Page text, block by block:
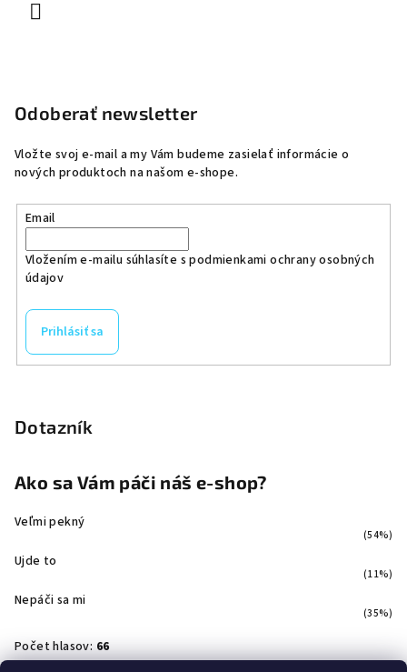
Odoberať newsletter
Vložte svoj e-mail a my Vám budeme zasielať informácie o
nových produktoch na našom e-shope.
Email
Vložením e-mailu súhlasíte spodmienkami ochrany osobných
údajov
Prihlásiť sa
Dotazník
Ako sa Vám páči náš e-shop?
Veľmi pekný
(54%)
Ujde to
(11%)
Nepáči sa mi
(35%)
Počet hlasov: 66